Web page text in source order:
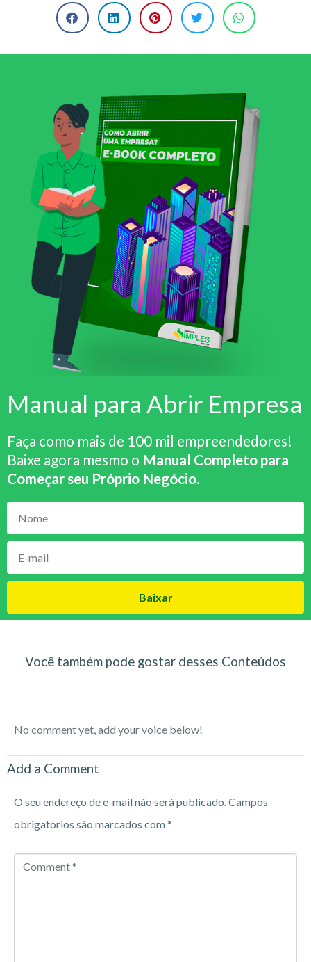
Manual para Abrir Empresa
Faça como mais de 100 mil empreendedores!
Baixe agora mesmo o Manual Completo para
Começar seu Próprio Negócio.
Baixar
Você também pode gostar desses Conteúdos
No comment yet, add your voice below!
Add a Comment
O seu endereço de e-mail não será publicado.Campos
obrigatórios são marcados com*
Comment